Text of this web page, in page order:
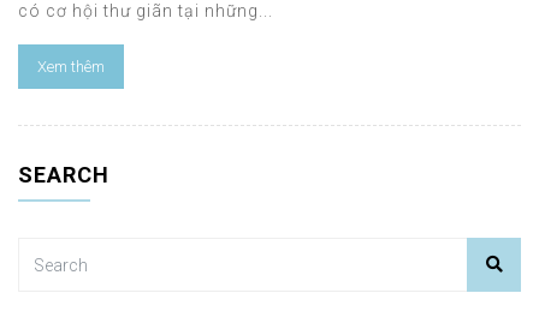
có cơ hội thư giãn tại những...
Xem thêm
SEARCH